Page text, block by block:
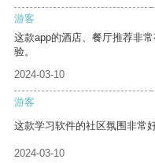
游客
这款app的酒店、餐厅推荐非
验。
2024-03-10
游客
这款学习软件的社区氛围非常
2024-03-10